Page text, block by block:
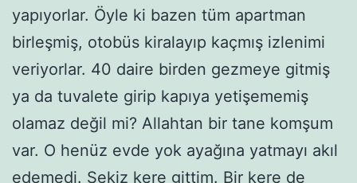
yapıyorlar. Öyle ki bazen tüm apartman
birleşmiş, otobüs kiralayıp kaçmış izlenimi
veriyorlar. 40 daire birden gezmeye gitmiş
ya da tuvalete girip kapıya yetişememiş
olamaz değil mi? Allahtan bir tane komşum
var. O henüz evde yok ayağına yatmayı akıl
edemedi. Sekiz kere gittim. Bir kere de